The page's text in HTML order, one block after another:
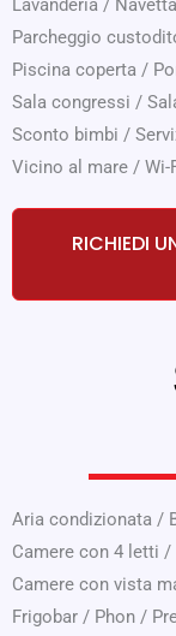
Lavanderia / Navetta
Parcheggio
Piscina coperta /
Sala congressi /
Sconto bimbi /
Vicino al mare / Wi-
RICHIEDI
Aria condizionata /
Camere con 4 letti /
Camere con vista
Frigobar / Phon /